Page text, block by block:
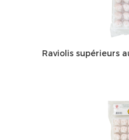
Raviolis supérieurs